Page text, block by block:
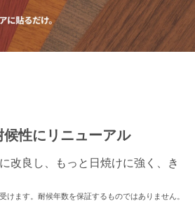
性にリニューアル
改良し、もっと日焼けに強く、き
けます。耐候年数を保証するものではありません。